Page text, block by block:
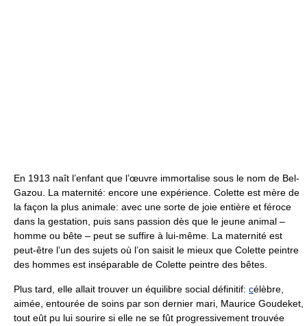
En 1913 naît l’enfant que l’œuvre immortalise sous le nom de Bel-
Gazou. La maternité: encore une expérience. Colette est mère de
la façon la plus animale: avec une sorte de joie entière et féroce
dans la gestation, puis sans passion dès que le jeune animal –
homme ou bête – peut se suffire à lui-même. La maternité est
peut-être l’un des sujets où l’on saisit le mieux que Colette peintre
des hommes est inséparable de Colette peintre des bêtes.
Plus tard, elle allait trouver un équilibre social définitif: célèbre,
aimée, entourée de soins par son dernier mari, Maurice Goudeket,
tout eût pu lui sourire si elle ne se fût progressivement trouvée